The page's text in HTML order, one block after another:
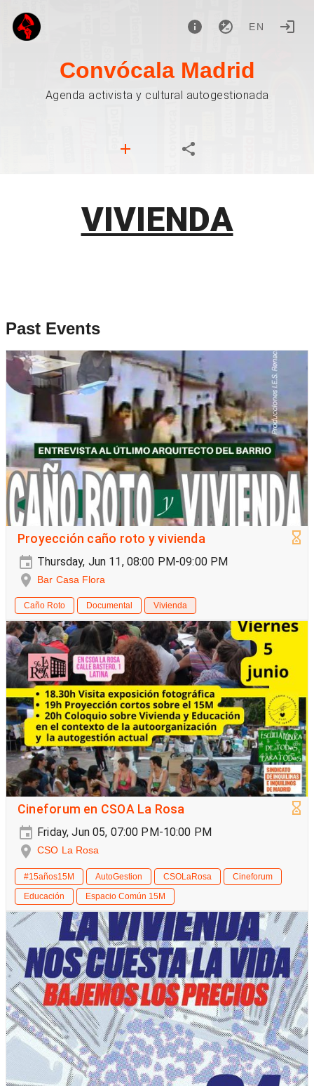
EN
Convócala Madrid
Agenda activista y cultural autogestionada
VIVIENDA
Past Events
Proyección caño roto y vivienda
Thursday, Jun 11, 08:00 PM-09:00 PM
Bar Casa Flora
Caño Roto Documental Vivienda
Cineforum en CSOA La Rosa
Friday, Jun 05, 07:00 PM-10:00 PM
CSO La Rosa
#15años15M AutoGestion CSOLaRosa
Cineforum
Educación
Espacio Común 15M